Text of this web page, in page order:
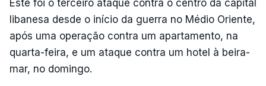
Este foi o terceiro ataque contra o centro da capital
libanesa desde o início da guerra no Médio Oriente,
após uma operação contra um apartamento, na
quarta-feira, e um ataque contra um hotel à beira-
mar, no domingo.